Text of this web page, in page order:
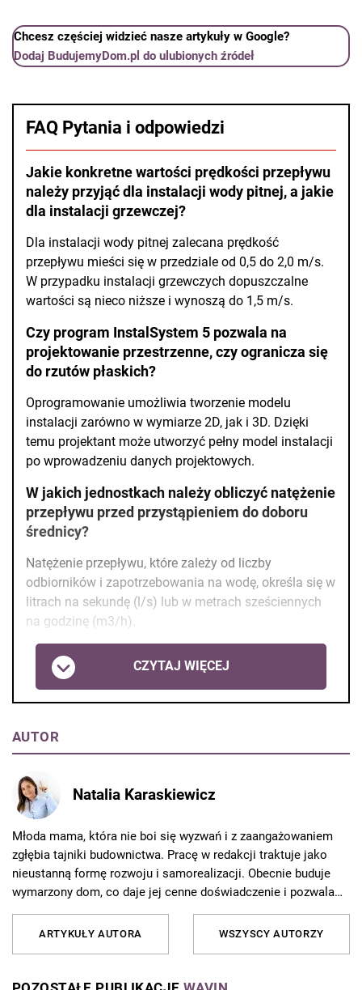
Chcesz częściej widzieć nasze artykuły w Google?
Dodaj BudujemyDom.pl do ulubionych źródeł
FAQ Pytania i odpowiedzi
Jakie konkretne wartości prędkości przepływu
należy przyjąć dla instalacji wody pitnej, a jakie
dla instalacji grzewczej?
Dla instalacji wody pitnej zalecana prędkość
przepływu mieści się w przedziale od 0,5 do 2,0 m/s.
W przypadku instalacji grzewczych dopuszczalne
wartości są nieco niższe i wynoszą do 1,5 m/s.
Czy program InstalSystem 5 pozwala na
projektowanie przestrzenne, czy ogranicza się
do rzutów płaskich?
Oprogramowanie umożliwia tworzenie modelu
instalacji zarówno w wymiarze 2D, jak i 3D. Dzięki
temu projektant może utworzyć pełny model instalacji
po wprowadzeniu danych projektowych.
W jakich jednostkach należy obliczyć natężenie
przepływu przed przystąpieniem do doboru
średnicy?
Natężenie przepływu, które zależy od liczby
odbiorników i zapotrzebowania na wodę, określa się w
litrach na sekundę (l/s) lub w metrach sześciennych
na godzinę (m3/h).
CZYTAJ WIĘCEJ
AUTOR
Natalia Karaskiewicz
Młoda mama, która nie boi się wyzwań i z zaangażowaniem
zgłębia tajniki budownictwa. Pracę w redakcji traktuje jako
nieustanną formę rozwoju i samorealizacji. Obecnie buduje
wymarzony dom, co daje jej cenne doświadczenie i pozwala
jeszcze lepiej rozumieć potrzeby czytelników. Od 10 lat
związana z Grupą AVT, gdzie redaguje artykuły i porady
zagadnienia w przystępny sposób. Poza pracą najchętniej
ARTYKUŁY AUTORA WSZYSCY AUTORZY